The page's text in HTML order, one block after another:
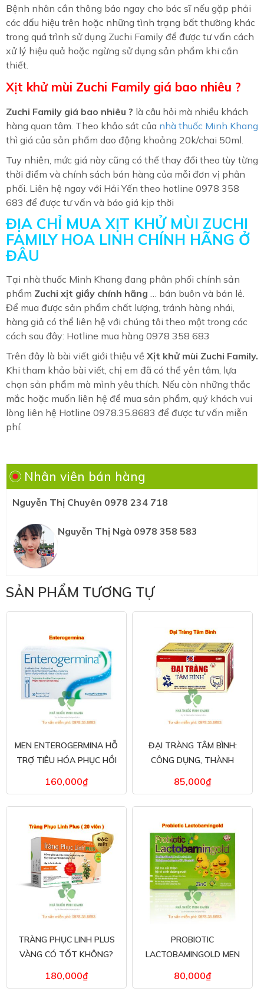
Bệnh nhân cần thông báo ngay cho bác sĩ nếu gặp phải
các dấu hiệu trên hoặc những tình trạng bất thường khác
trong quá trình sử dụng Zuchi Family để được tư vấn cách
xử lý hiệu quả hoặc ngừng sử dụng sản phẩm khi cần
thiết.
Xịt khử mùi Zuchi Family giá bao nhiêu ?
Zuchi Family giá bao nhiêu ? là câu hỏi mà nhiều khách
hàng quan tâm. Theo khảo sát của nhà thuốc Minh Khang
thì giá của sản phẩm dao động khoảng 20k/chai 50ml.
Tuy nhiên, mức giá này cũng có thể thay đổi theo tùy từng
thời điểm và chính sách bán hàng của mỗi đơn vị phân
phối. Liên hệ ngay với Hải Yến theo hotline 0978 358
683 để được tư vấn và báo giá kịp thời
ĐỊA CHỈ MUA XỊT KHỬ MÙI ZUCHI
FAMILY HOA LINH CHÍNH HÃNG Ở
ĐÂU
Tại nhà thuốc Minh Khang đang phân phối chính sản
phẩm Zuchi xịt giầy chính hãng … bán buôn và bán lẻ.
Để mua được sản phẩm chất lượng, tránh hàng nhái,
hàng giả có thể liên hệ với chúng tôi theo một trong các
cách sau đây: Hotline mua hàng 0978 358 683
Trên đây là bài viết giới thiệu về Xịt khử mùi Zuchi Family.
Khi tham khảo bài viết, chị em đã có thể yên tâm, lựa
chọn sản phẩm mà mình yêu thích. Nếu còn những thắc
mắc hoặc muốn liên hệ để mua sản phẩm, quý khách vui
lòng liên hệ Hotline 0978.35.8683 để được tư vấn miễn
phí.
Nhân viên bán hàng
Nguyễn Thị Chuyên 0978 234 718
Nguyễn Thị Ngà 0978 358 583
SẢN PHẨM TƯƠNG TỰ
MEN ENTEROGERMINA HỖ
TRỢ TIÊU HÓA PHỤC HỒI
RUỘT
160,000₫
ĐẠI TRÀNG TÂM BÌNH:
CÔNG DỤNG, THÀNH
85,000₫
TRÀNG PHỤC LINH PLUS
VÀNG CÓ TỐT KHÔNG?
HÃNG
180,000₫
PROBIOTIC
LACTOBAMINGOLD MEN
NĂNG HẤP THU CHẤT
80,000₫